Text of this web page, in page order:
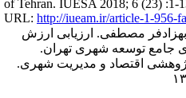
of Tehran. IUESA 2018; 6 (23) :1-
URL: http://iueam.ir/article-1-956-
مصطفی. ارزیابی ارزش
جامع توسعه شهری تهران.
اقتصاد و مدیریت شهری.